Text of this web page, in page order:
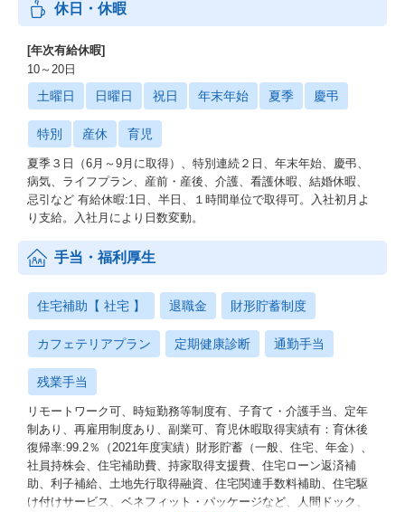
休日・休暇
[年次有給休暇]
10～20日
土曜日 日曜日 祝日 年末年始 夏季 慶弔
特別 産休 育児
夏季３日（6月～9月に取得）、特別連続２日、年末年始、慶弔、
病気、ライフプラン、産前・産後、介護、看護休暇、結婚休暇、
忌引など 有給休暇:1日、半日、１時間単位で取得可。入社初月よ
り支給。入社月により日数変動。
手当・福利厚生
住宅補助【 社宅 】 退職金 財形貯蓄制度
カフェテリアプラン 定期健康診断 通勤手当
残業手当
リモートワーク可、時短勤務等制度有、子育て・介護手当、定年
制あり、再雇用制度あり、副業可、育児休暇取得実績有：育休後
復帰率:99.2％（2021年度実績）財形貯蓄（一般、住宅、年金）、
社員持株会、住宅補助費、持家取得支援費、住宅ローン返済補
助、利子補給、土地先行取得融資、住宅関連手数料補助、住宅駆
け付けサービス、ベネフィット・パッケージなど、人間ドック、